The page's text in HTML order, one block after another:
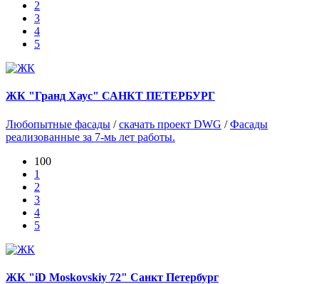
2
3
4
5
ЖК "Гранд Хаус" САНКТ ПЕТЕРБУРГ
Любопытные фасады /скачать проект DWG /Фасады
реализованные за 7-мь лет работы.
100
1
2
3
4
5
ЖК "iD Moskovskiy 72" Санкт Петербург